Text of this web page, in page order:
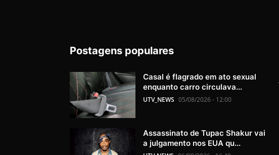
Postagens populares
Casal é flagrado em ato sexual
enquanto carro circulava...
UTV_NEWS 05/08/2026 - 12:00
Assassinato de Tupac Shakur vai
a julgamento nos EUA qu...